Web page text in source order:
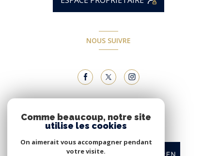
NOUS SUIVRE
NOUS ADHÉRONS
Comme beaucoup, notre site
utilise les cookies
On aimerait vous accompagner pendant
votre visite.